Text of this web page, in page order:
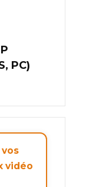
PC)
vos
vidéo